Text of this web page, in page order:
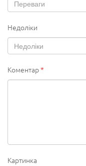
Недоліки
Коментар*
Картинка